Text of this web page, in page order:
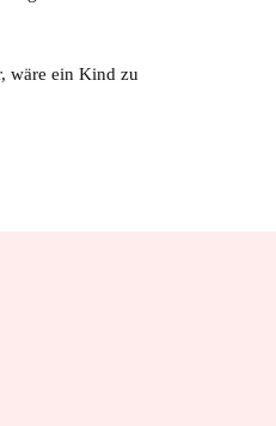
wäre ein Kind zu